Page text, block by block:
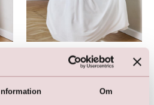
Information Om
Communion Dress
2 899,00